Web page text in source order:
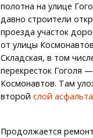
полотна на улице
давно строители
проезда участок
от улицы
Складская, в том
перекресток Гоголя —
Космонавтов. Там
второй слой
Продолжается